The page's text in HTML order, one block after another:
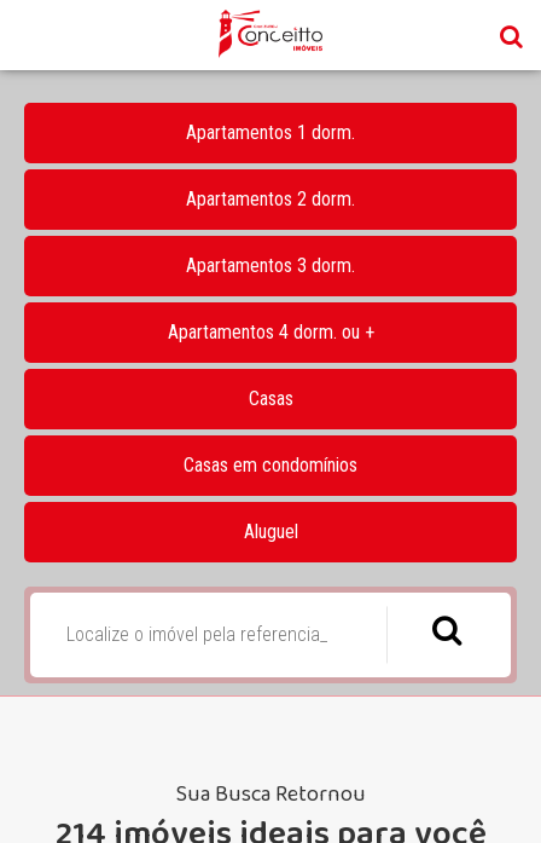
Apartamentos 1 dorm.
Apartamentos 2 dorm.
Apartamentos 3 dorm.
Apartamentos 4 dorm. ou +
Casas
Casas em condomínios
Aluguel
Sua Busca Retornou
214 imóveis ideais para você